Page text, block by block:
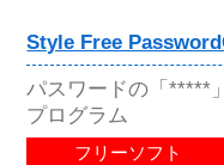
Style Free
パスワードの「*****
プログラム
フリーソフト